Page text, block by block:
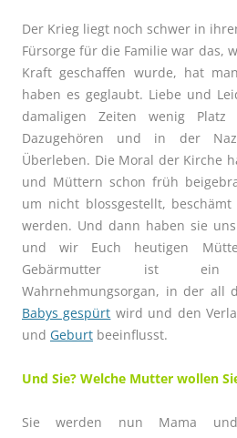
Der Krieg liegt noch schwer in
Fürsorge für die Familie war das,
Kraft geschaffen wurde, hat
haben es geglaubt. Liebe und
damaligen Zeiten wenig
Dazugehören und in der
Überleben. Die Moral der Kirche
und Müttern schon früh
um nicht blossgestellt,
werden. Und dann haben sie
und wir Euch heutigen
Gebärmutter ist ein
Wahrnehmungsorgan, in der all
Babys gespürt wird und den
und Geburt beeinflusst.
Und Sie? Welche Mutter wollen
Sie werden nun Mama